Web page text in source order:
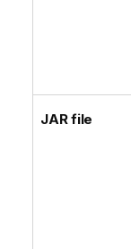
JAR file